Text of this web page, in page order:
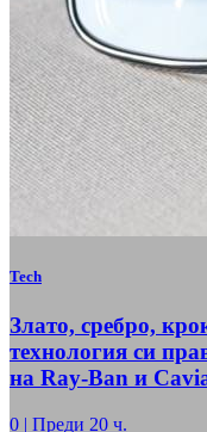
Tech
Злато, сребро,
технология си
на Ray-Ban и
0 | Преди 20 ч.